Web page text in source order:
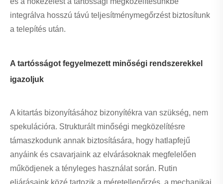
integrálva hosszú távú teljesítménymegőrzést biztosítunk
a telepítés után.
A tartósságot fegyelmezett minőségi rendszerekkel
igazoljuk
A kitartás bizonyításához bizonyítékra van szükség, nem
spekulációra. Strukturált minőségi megközelítésre
támaszkodunk annak biztosítására, hogy hatlapfejű
anyáink és csavarjaink az elvárásoknak megfelelően
működjenek a tényleges használat során. Rutin